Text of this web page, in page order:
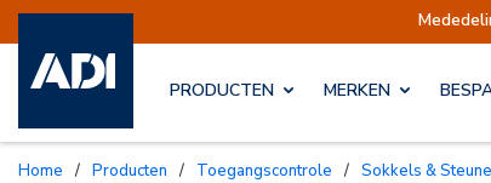
Mededeling |
PRODUCTEN MERKEN
Home / Producten / Toegangscontrole / Sokkels &